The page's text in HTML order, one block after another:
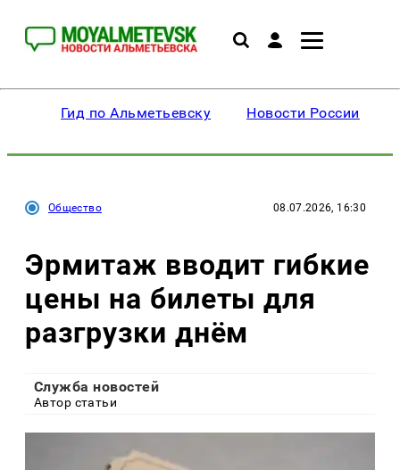
Гид по Альметьевску Новости России
Общество 08.07.2026, 16:30
Эрмитаж вводит гибкие
цены на билеты для
разгрузки днём
Служба новостей
Автор статьи